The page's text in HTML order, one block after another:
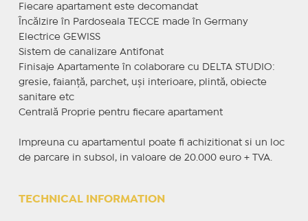
Fiecare apartament este decomandat
Încălzire în Pardoseala TECCE made în Germany
Electrice GEWISS
Sistem de canalizare Antifonat
Finisaje Apartamente în colaborare cu DELTA STUDIO:
gresie, faianță, parchet, uși interioare, plintă, obiecte
sanitare etc
Centrală Proprie pentru fiecare apartament
Impreuna cu apartamentul poate fi achizitionat si un loc
de parcare in subsol, in valoare de 20.000 euro + TVA.
TECHNICAL INFORMATION